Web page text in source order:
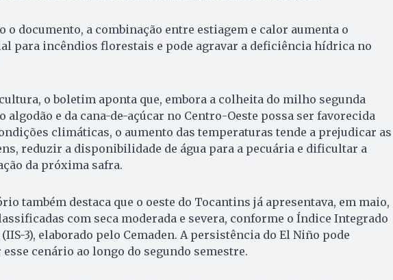
o documento, a combinação entre estiagem e calor aumenta o
para incêndios florestais e pode agravar a deficiência hídrica no
o boletim aponta que, embora a colheita do milho segunda
algodão e da cana-de-açúcar no Centro-Oeste possa ser favorecida
climáticas, o aumento das temperaturas tende a prejudicar as
reduzir a disponibilidade de água para a pecuária e dificultar a
da próxima safra.
também destaca que o oeste do Tocantins já apresentava, em maio,
com seca moderada e severa, conforme o Índice Integrado
(IIS-3), elaborado pelo Cemaden. A persistência do El Niño pode
esse cenário ao longo do segundo semestre.